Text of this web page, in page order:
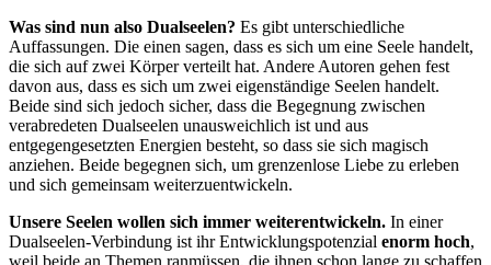
Was sind nun also Dualseelen? Es gibt unterschiedliche
Auffassungen. Die einen sagen, dass es sich um eine Seele handelt,
die sich auf zwei Körper verteilt hat. Andere Autoren gehen fest
davon aus, dass es sich um zwei eigenständige Seelen handelt.
Beide sind sich jedoch sicher, dass die Begegnung zwischen
verabredeten Dualseelen unausweichlich ist und aus
entgegengesetzten Energien besteht, so dass sie sich magisch
anziehen. Beide begegnen sich, um grenzenlose Liebe zu erleben
und sich gemeinsam weiterzuentwickeln.
Unsere Seelen wollen sich immer weiterentwickeln. In einer
Dualseelen-Verbindung ist ihr Entwicklungspotenzial enorm hoch,
weil beide an Themen ranmüssen, die ihnen schon lange zu schaffen